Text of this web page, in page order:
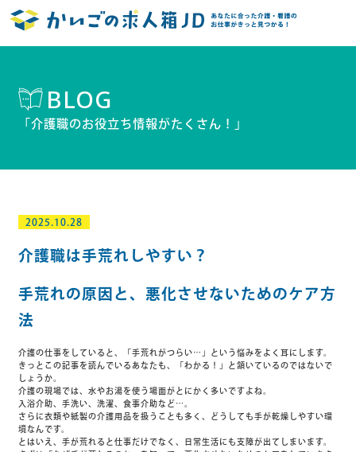
BLOG
「介護職のお役立ち情報がたくさん！」
2025.10.28
介護職は手荒れしやすい？
手荒れの原因と、悪化させないためのケア方
法
介護の仕事をしていると、「手荒れがつらい…」という悩みをよく耳にします。
きっとこの記事を読んでいるあなたも、「わかる！」と頷いているのではないで
しょうか。
介護の現場では、水やお湯を使う場面がとにかく多いですよね。
入浴介助、手洗い、洗濯、食事介助など…。
さらに衣類や紙製の介護用品を扱うことも多く、どうしても手が乾燥しやすい環
境なんです。
とはいえ、手が荒れると仕事だけでなく、日常生活にも支障が出てしまいます。